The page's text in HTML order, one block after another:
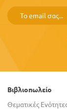
Βιβλιοπωλείο
Θεματικές